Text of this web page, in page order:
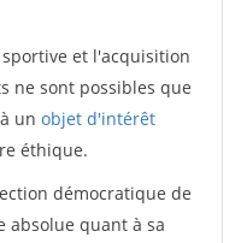
et l'acquisition
ne sont possibles que
un objet d'intérêt
éthique.
démocratique de
absolue quant à sa